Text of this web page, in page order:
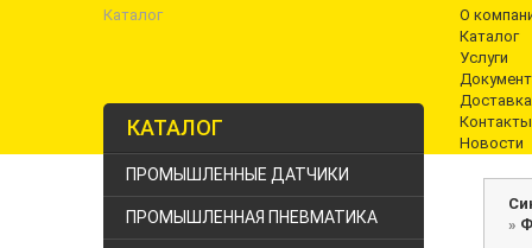
Каталог
О
Каталог
Услуги
Доставка
Контакты
Новости
КАТАЛОГ
ПРОМЫШЛЕННЫЕ ДАТЧИКИ
ПРОМЫШЛЕННАЯ ПНЕВМАТИКА
»